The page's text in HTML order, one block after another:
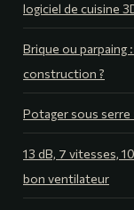
logiciel de cuisine
Brique ou parpaing
construction ?
Potager sous
13 dB, 7 vitesses,
bon ventilateur